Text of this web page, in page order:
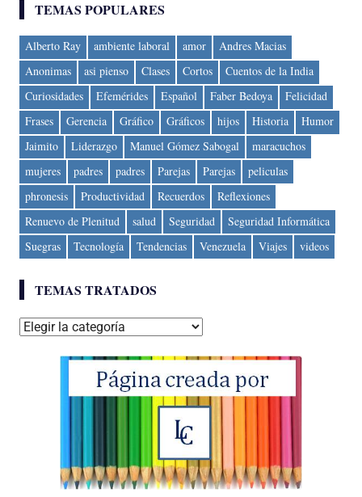
TEMAS POPULARES
Alberto Ray ambiente laboral amor
Andres Macias
Anonimas
asi pienso Clases Cortos
Cuentos de la India
Curiosidades
Efemérides Español Faber Bedoya
Felicidad
Frases
Gerencia Gráfico Gráficos hijos Historia
Humor
Jaimito
Liderazgo Manuel Gómez Sabogal
maracuchos
mujeres
padres padres Parejas Parejas
peliculas
phronesis
Productividad Recuerdos
Reflexiones
Renuevo de Plenitud
salud Seguridad
Seguridad Informática
Suegras
Tecnología Tendencias Venezuela Viajes videos
TEMAS TRATADOS
Temas